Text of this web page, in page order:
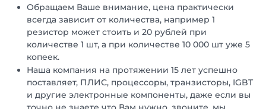
Обращаем Ваше внимание, цена практически
всегда зависит от количества, например 1
резистор может стоить и 20 рублей при
количестве 1 шт, а при количестве 10 000 шт уже 5
копеек.
Наша компания на протяжении 15 лет успешно
поставляет, ПЛИС, процессоры, транзисторы, IGBT
и другие электронные компоненты, даже если вы